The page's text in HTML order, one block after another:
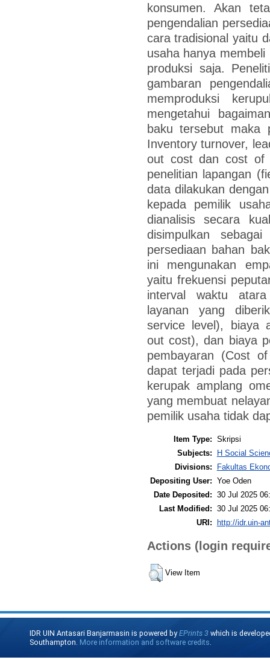
konsumen. Akan
pengendalian
cara tradisional yaitu
usaha hanya
produksi saja.
gambaran
memproduksi
mengetahui
baku tersebut maka
Inventory turnover,
out cost dan cost of
penelitian lapangan
data dilakukan
kepada pemilik
dianalisis secara
disimpulkan
persediaan bahan
ini mengunakan
yaitu frekuensi
interval waktu
layanan yang
service level), biaya
out cost), dan biaya
pembayaran (Cost
dapat terjadi pada
kerupak amplang
yang membuat
pemilik usaha tidak
Item Type: Skripsi
Subjects:
H Social
Divisions:
Fakultas
Depositing User: Yoe Oden
Date Deposited: 30 Jul 2025
Last Modified: 30 Jul 2025
URI: http://idr.uin-
Actions (login
View Item
IDR UIN Antasari Banjarmasin is powered byEPrints 3 which is
Southampton. More information and software credits.